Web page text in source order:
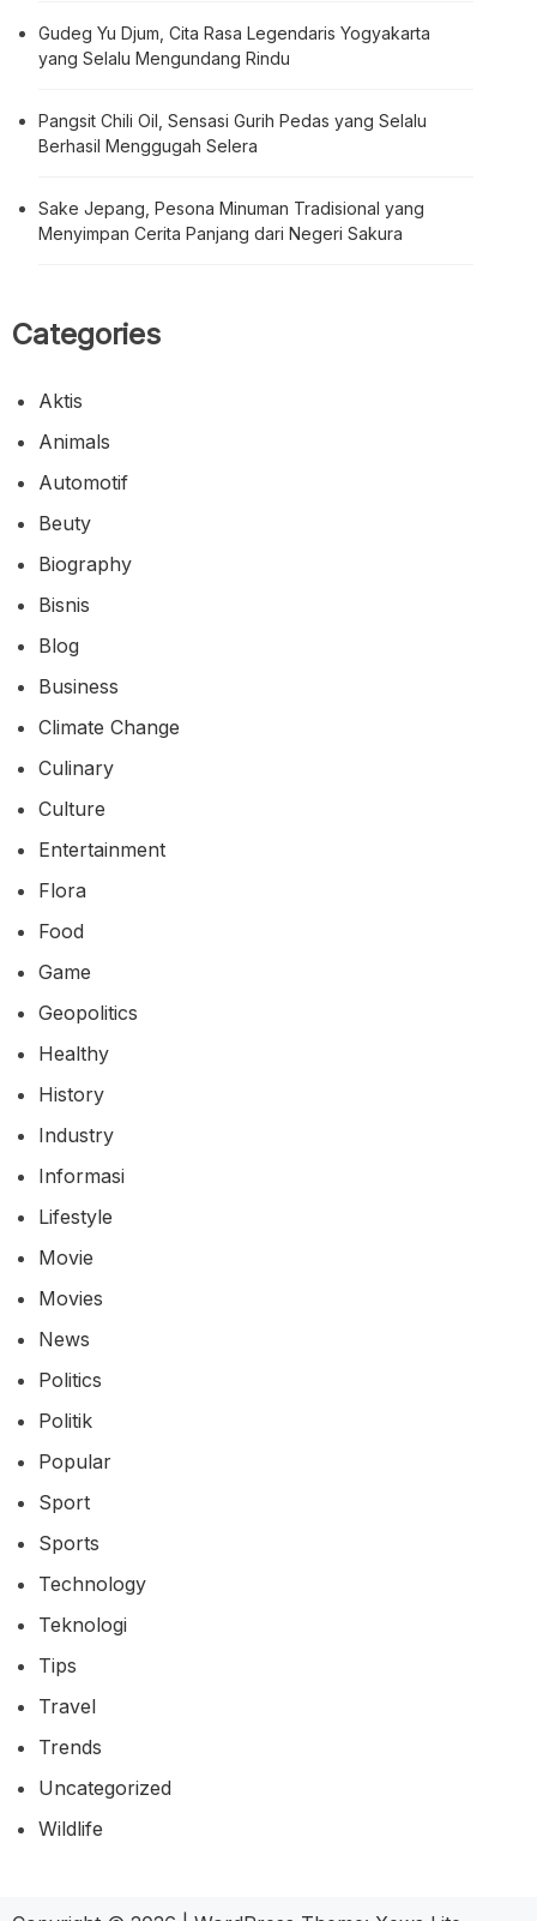
Gudeg Yu Djum, Cita Rasa Legendaris Yogyakarta
yang Selalu Mengundang Rindu
Pangsit Chili Oil, Sensasi Gurih Pedas yang Selalu
Berhasil Menggugah Selera
Sake Jepang, Pesona Minuman Tradisional yang
Menyimpan Cerita Panjang dari Negeri Sakura
Categories
Aktis
Animals
Automotif
Beuty
Biography
Bisnis
Blog
Business
Climate Change
Culinary
Culture
Entertainment
Flora
Food
Game
Geopolitics
Healthy
History
Industry
Informasi
Lifestyle
Movie
Movies
News
Politics
Politik
Popular
Sport
Sports
Technology
Teknologi
Tips
Travel
Trends
Uncategorized
Wildlife